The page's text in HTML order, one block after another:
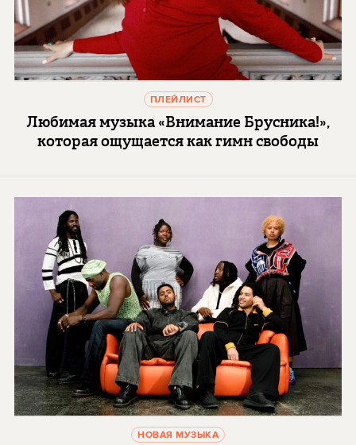
ПЛЕЙЛИСТ
Любимая музыка «Внимание Брусника!»,
которая ощущается как гимн свободы
НОВАЯ МУЗЫКА